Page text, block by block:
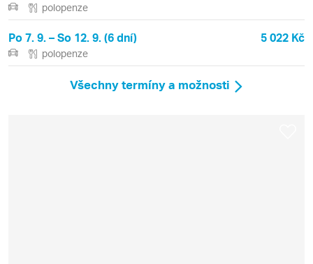
polopenze
Po 7. 9. – So 12. 9. (6 dní) 5 022 Kč
polopenze
Všechny termíny a možnosti